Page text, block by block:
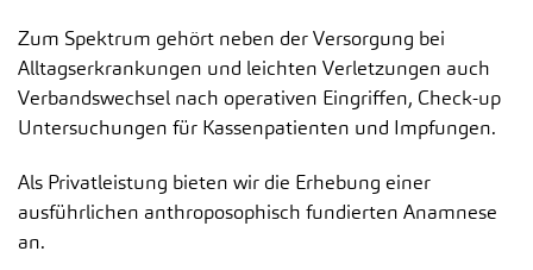
Zum Spektrum gehört neben der Versorgung bei
Alltagserkrankungen und leichten Verletzungen auch
Verbandswechsel nach operativen Eingriffen, Check-up
Untersuchungen für Kassenpatienten und Impfungen.
Als Privatleistung bieten wir die Erhebung einer
ausführlichen anthroposophisch fundierten Anamnese
an.